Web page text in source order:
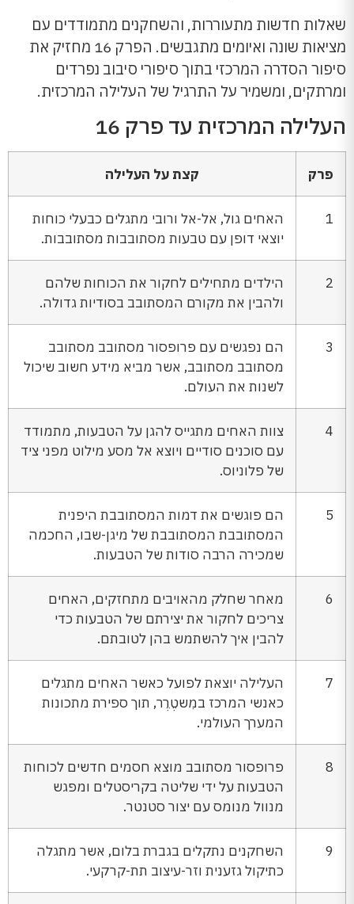
שאלות חדשות מתעוררות, והשחקנים מתמודדים עם
מציאות שונה ואיומים מתגבשים. הפרק 16 מחזיק את
סיפור הסדרה המרכזי בתוך סיפורי סיבוב נפרדים
ומרתקים, ומשמיר על התרגיל של העלילה המרכזית.
העלילה המרכזית עד פרק 16
פרק קצת על העלילה
1
האחים גול, אל-אל ורובי מתגלים כבעלי כוחות
יוצאי דופן עם טבעות מסתובבות מסתובבות.
2
הילדים מתחילים לחקור את הכוחות שלהם
ולהבין את מקורם המסתובב בסודיות גדולה.
3
הם נפגשים עם פרופסור מסתובב מסתובב
מסתובב מסתובב, אשר מביא מידע חשוב שיכול
לשנות את העולם.
4
צוות האחים מתגייס להגן על הטבעות, מתמודד
עם סוכנים סודיים ויוצא אל מסע מילוט מפני ציד
של פלוניוס.
5
הם פוגשים את דמות המסתובבת היפנית
המסתובבת המסתובבת של מיגן-שבו, החכמה
שמכירה הרבה סודות של הטבעות.
6
מאחר שחלק מהאויבים מתחזקים, האחים
צריכים לחקור את יצירתם של הטבעות כדי
להבין איך להשתמש בהן לטובתם.
7
העלילה יוצאת לפועל כאשר האחים מתגלים
כאנשי המרכז במִשטֶרֶר, תוך ספירת מתכונות
המערך העולמי.
8
פרופסור מסתובב מוצא חסמים חדשים לכוחות
הטבעות על ידי שליטה בקריסטלים ומפגש
מנוול מנומס עם יצור סטנטר.
9
השחקנים נתקלים בגברת בלום, אשר מתגלה
כתיקול גזענית וזר-עיצוב תת-קרקעי.